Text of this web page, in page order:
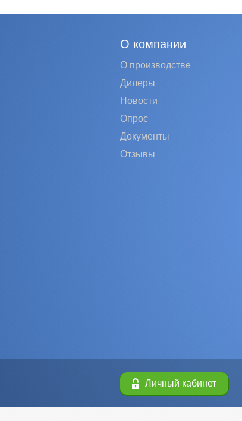
О компании
О производстве
Дилеры
Новости
Опрос
Документы
Отзывы
Личный кабинет